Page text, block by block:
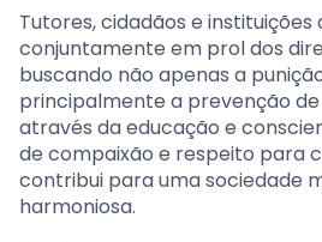
Tutores, cidadãos e
conjuntamente em prol dos
buscando não apenas a
principalmente a prevenção
através da educação e
de compaixão e respeito para
contribui para uma sociedade
harmoniosa.